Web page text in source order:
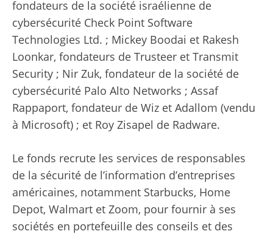
fondateurs de la société israélienne de
cybersécurité Check Point Software
Technologies Ltd. ; Mickey Boodai et Rakesh
Loonkar, fondateurs de Trusteer et Transmit
Security ; Nir Zuk, fondateur de la société de
cybersécurité Palo Alto Networks ; Assaf
Rappaport, fondateur de Wiz et Adallom (vendu
à Microsoft) ; et Roy Zisapel de Radware.
Le fonds recrute les services de responsables
de la sécurité de l’information d’entreprises
américaines, notamment Starbucks, Home
Depot, Walmart et Zoom, pour fournir à ses
sociétés en portefeuille des conseils et des